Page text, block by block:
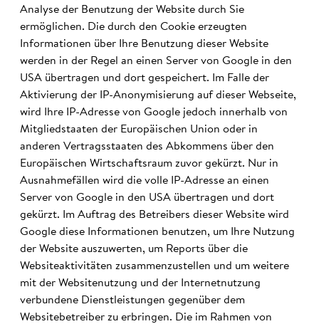
Analyse der Benutzung der Website durch Sie
ermöglichen. Die durch den Cookie erzeugten
Informationen über Ihre Benutzung dieser Website
werden in der Regel an einen Server von Google in den
USA übertragen und dort gespeichert. Im Falle der
Aktivierung der IP-Anonymisierung auf dieser Webseite,
wird Ihre IP-Adresse von Google jedoch innerhalb von
Mitgliedstaaten der Europäischen Union oder in
anderen Vertragsstaaten des Abkommens über den
Europäischen Wirtschaftsraum zuvor gekürzt. Nur in
Ausnahmefällen wird die volle IP-Adresse an einen
Server von Google in den USA übertragen und dort
gekürzt. Im Auftrag des Betreibers dieser Website wird
Google diese Informationen benutzen, um Ihre Nutzung
der Website auszuwerten, um Reports über die
Websiteaktivitäten zusammenzustellen und um weitere
mit der Websitenutzung und der Internetnutzung
verbundene Dienstleistungen gegenüber dem
Websitebetreiber zu erbringen. Die im Rahmen von